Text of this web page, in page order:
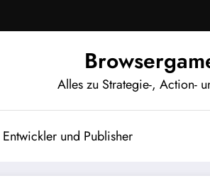
Alles zu Strategie-, Action-
und Publisher